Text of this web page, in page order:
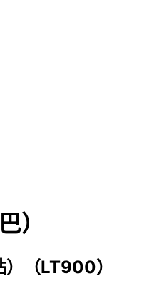
）
（LT900）